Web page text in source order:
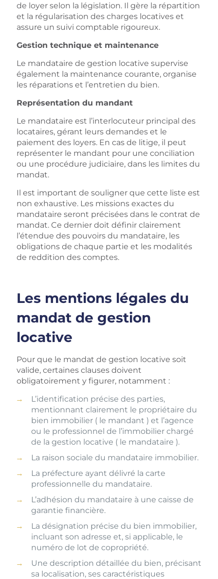
de loyer selon la législation. Il gère la répartition
et la régularisation des charges locatives et
assure un suivi comptable rigoureux.
Gestion technique et maintenance
Le mandataire de gestion locative supervise
également la maintenance courante, organise
les réparations et l’entretien du bien.
Représentation du mandant
Le mandataire est l’interlocuteur principal des
locataires, gérant leurs demandes et le
paiement des loyers. En cas de litige, il peut
représenter le mandant pour une conciliation
ou une procédure judiciaire, dans les limites du
mandat.
Il est important de souligner que cette liste est
non exhaustive. Les missions exactes du
mandataire seront précisées dans le contrat de
mandat. Ce dernier doit définir clairement
l’étendue des pouvoirs du mandataire, les
obligations de chaque partie et les modalités
de reddition des comptes.
Les mentions légales du
mandat de gestion
locative
Pour que le mandat de gestion locative soit
valide, certaines clauses doivent
obligatoirement y figurer, notamment :
L’identification précise des parties,
mentionnant clairement le propriétaire du
bien immobilier ( le mandant ) et l’agence
ou le professionnel de l’immobilier chargé
de la gestion locative ( le mandataire ).
La raison sociale du mandataire immobilier.
La préfecture ayant délivré la carte
professionnelle du mandataire.
L’adhésion du mandataire à une caisse de
garantie financière.
La désignation précise du bien immobilier,
incluant son adresse et, si applicable, le
numéro de lot de copropriété.
Une description détaillée du bien, précisant
sa localisation, ses caractéristiques